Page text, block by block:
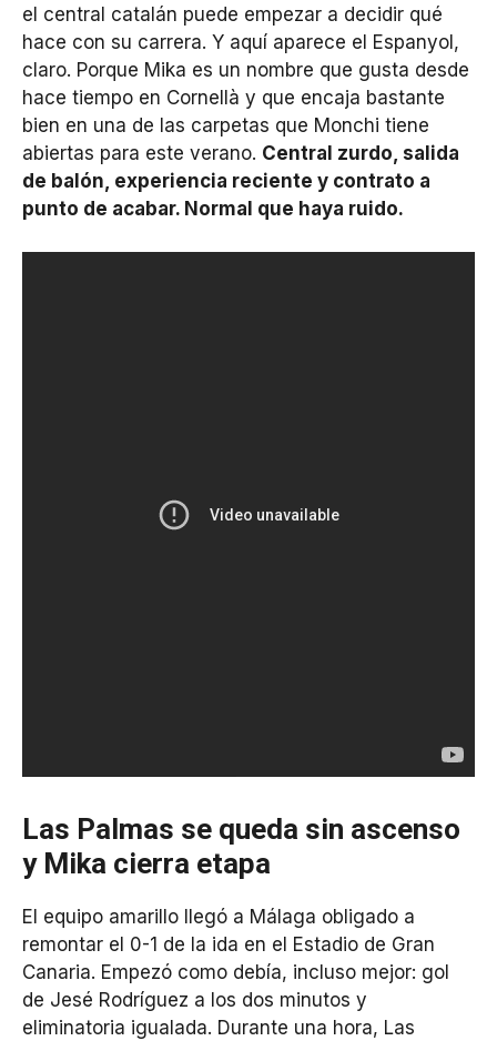
el central catalán puede empezar a decidir qué
hace con su carrera. Y aquí aparece el Espanyol,
claro. Porque Mika es un nombre que gusta desde
hace tiempo en Cornellà y que encaja bastante
bien en una de las carpetas que Monchi tiene
abiertas para este verano. Central zurdo, salida
de balón, experiencia reciente y contrato a
punto de acabar. Normal que haya ruido.
Las Palmas se queda sin ascenso
y Mika cierra etapa
El equipo amarillo llegó a Málaga obligado a
remontar el 0-1 de la ida en el Estadio de Gran
Canaria. Empezó como debía, incluso mejor: gol
de Jesé Rodríguez a los dos minutos y
eliminatoria igualada. Durante una hora, Las